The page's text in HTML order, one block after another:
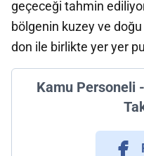
geçeceği tahmin
bölgenin kuzey ve
don ile birlikte yer yer
Kamu Personeli